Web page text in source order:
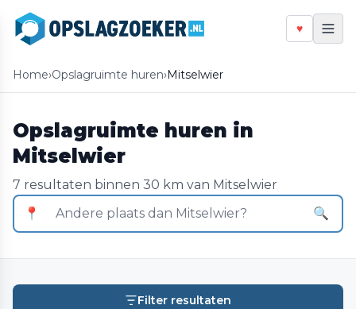
♥
Home›Opslagruimte huren›Mitselwier
Opslagruimte huren in
Mitselwier
7 resultaten binnen 30 km van Mitselwier
📍
🔍
Filter resultaten